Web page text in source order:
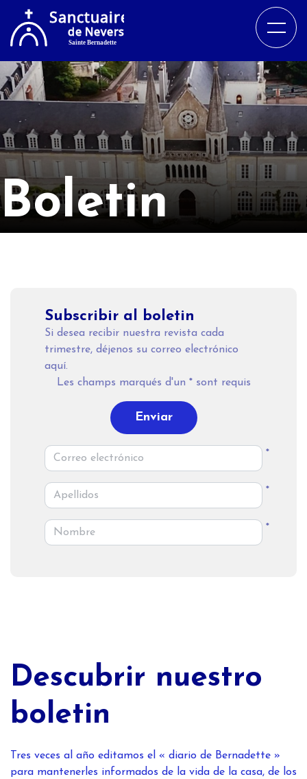
Boletin
Descubrir nuestro
boletin
Tres veces al año editamos el « diario de Bernadette »
para mantenerles informados de la vida de la casa, de los
Subscribir al boletin
Si desea recibir nuestra revista cada
trimestre, déjenos su correo electrónico
aquí.
*
*
*
Les champs marqués d'un *sont requis
Enviar